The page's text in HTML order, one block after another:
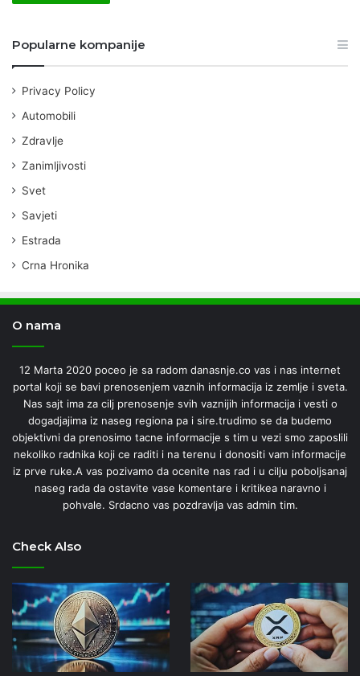
Popularne kompanije
Privacy Policy
Automobili
Zdravlje
Zanimljivosti
Svet
Savjeti
Estrada
Crna Hronika
O nama
12 Marta 2020 poceo je sa radom danasnje.co vas i nas internet
portal koji se bavi prenosenjem vaznih informacija iz zemlje i sveta.
Nas sajt ima za cilj prenosenje svih vaznijih informacija i vesti o
dogadjajima iz naseg regiona pa i sire.trudimo se da budemo
objektivni da prenosimo tacne informacije s tim u vezi smo zaposlili
nekoliko radnika koji ce raditi i na terenu i donositi vam informacije
iz prve ruke.A vas pozivamo da ocenite nas rad i u cilju poboljsanaj
naseg rada da ostavite vase komentare i kritikea naravno i
pohvale. Srdacno vas pozdravlja vas admin tim.
Check Also